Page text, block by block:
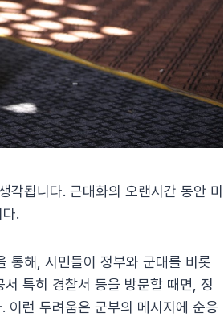
됩니다. 근대화의 오랜시간 동안 미
.
통해, 시민들이 정부와 군대를 비롯
특히 경찰서 등을 방문할 때면, 정
이런 두려움은 군부의 메시지에 순응